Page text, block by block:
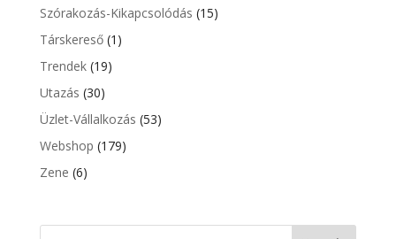
Szórakozás-Kikapcsolódás (15)
Társkereső(1)
Trendek(19)
Utazás (30)
Üzlet-Vállalkozás (53)
Webshop (179)
Zene (6)